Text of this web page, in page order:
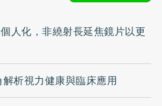
人化，非繞射長延焦鏡片以更
析視力健康與臨床應用